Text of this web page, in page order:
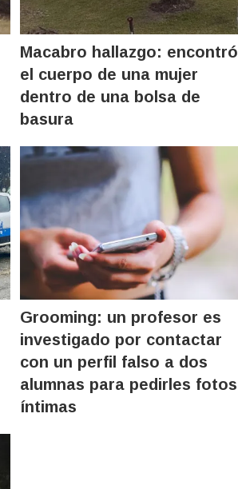
Macabro hallazgo: encontró
el cuerpo de una mujer
dentro de una bolsa de
basura
Grooming: un profesor es
investigado por contactar
con un perfil falso a dos
alumnas para pedirles fotos
íntimas